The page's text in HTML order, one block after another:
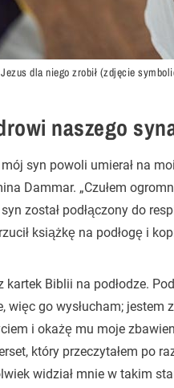
dla niego zrobił (zdjęcie
naszego
syn powoli umierał na
Dammar. „Czułem
został podłączony do
książkę na podłogę i
kartek Biblii na podłodze.
więc go wysłucham;
i okażę mu moje
który przeczytałem po
widział mnie w takim